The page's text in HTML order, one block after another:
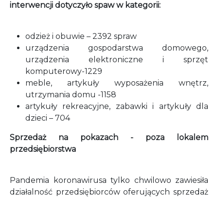
interwencji dotyczyło spaw w kategorii:
odzież i obuwie – 2392 spraw
urządzenia gospodarstwa domowego,
urządzenia elektroniczne i sprzęt
komputerowy-1229
meble, artykuły wyposażenia wnętrz,
utrzymania domu -1158
artykuły rekreacyjne, zabawki i artykuły dla
dzieci – 704
Sprzedaż na pokazach - poza lokalem
przedsiębiorstwa
Pandemia koronawirusa tylko chwilowo zawiesiła
działalność przedsiębiorców oferujących sprzedaż